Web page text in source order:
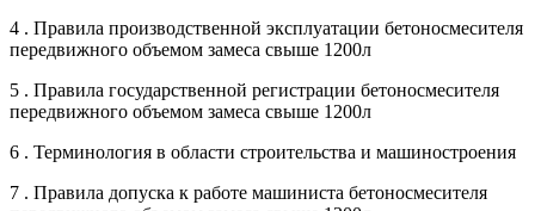
4 . Правила производственной эксплуатации бетоносмесителя
передвижного объемом замеса свыше 1200л
5 . Правила государственной регистрации бетоносмесителя
передвижного объемом замеса свыше 1200л
6 . Терминология в области строительства и машиностроения
7 . Правила допуска к работе машиниста бетоносмесителя